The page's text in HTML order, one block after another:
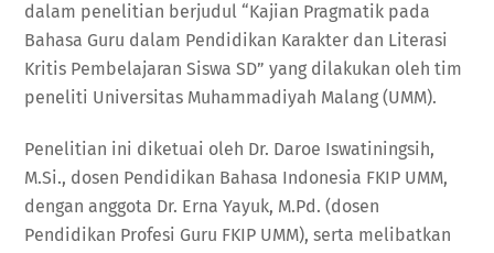
dalam penelitian berjudul “Kajian Pragmatik pada
Bahasa Guru dalam Pendidikan Karakter dan Literasi
Kritis Pembelajaran Siswa SD” yang dilakukan oleh tim
peneliti Universitas Muhammadiyah Malang (UMM).
Penelitian ini diketuai oleh Dr. Daroe Iswatiningsih,
M.Si., dosen Pendidikan Bahasa Indonesia FKIP UMM,
dengan anggota Dr. Erna Yayuk, M.Pd. (dosen
Pendidikan Profesi Guru FKIP UMM), serta melibatkan